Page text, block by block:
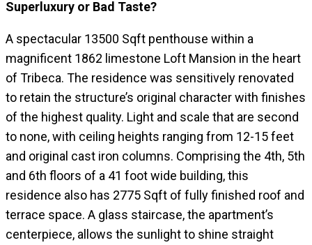
Superluxury or Bad Taste?
A spectacular 13500 Sqft penthouse within a
magnificent 1862 limestone Loft Mansion in the heart
of Tribeca. The residence was sensitively renovated
to retain the structure’s original character with finishes
of the highest quality. Light and scale that are second
to none, with ceiling heights ranging from 12-15 feet
and original cast iron columns. Comprising the 4th, 5th
and 6th floors of a 41 foot wide building, this
residence also has 2775 Sqft of fully finished roof and
terrace space. A glass staircase, the apartment’s
centerpiece, allows the sunlight to shine straight